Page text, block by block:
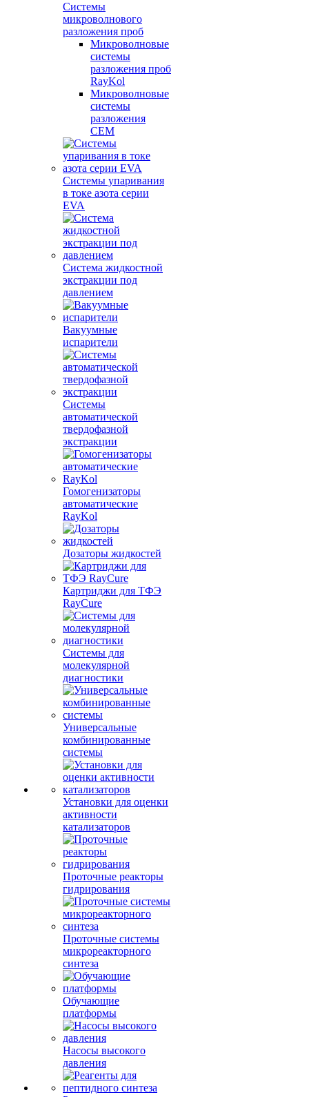
Системы
микроволнового
разложения проб
Микроволновые
системы
разложения проб
RayKol
Микроволновые
системы
разложения
CEM
Системы упаривания
в токе азота серии
EVA
Система жидкостной
экстракции под
давлением
Вакуумные
испарители
Системы
автоматической
твердофазной
экстракции
Гомогенизаторы
автоматические
RayKol
Дозаторы жидкостей
Картриджи для ТФЭ
RayCure
Системы для
молекулярной
диагностики
Универсальные
комбинированные
системы
Установки для оценки
активности
катализаторов
Проточные реакторы
гидрирования
Проточные системы
микрореакторного
синтеза
Обучающие
платформы
Насосы высокого
давления